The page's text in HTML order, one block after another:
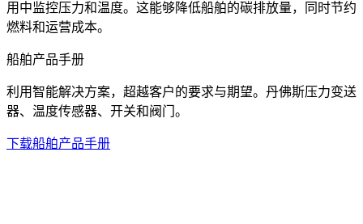
用中监控压力和温度。这能够降低船舶的碳排放量，同时节约
燃料和运营成本。
船舶产品手册
利用智能解决方案，超越客户的要求与期望。丹佛斯压力变送
器、温度传感器、开关和阀门。
下载船舶产品手册